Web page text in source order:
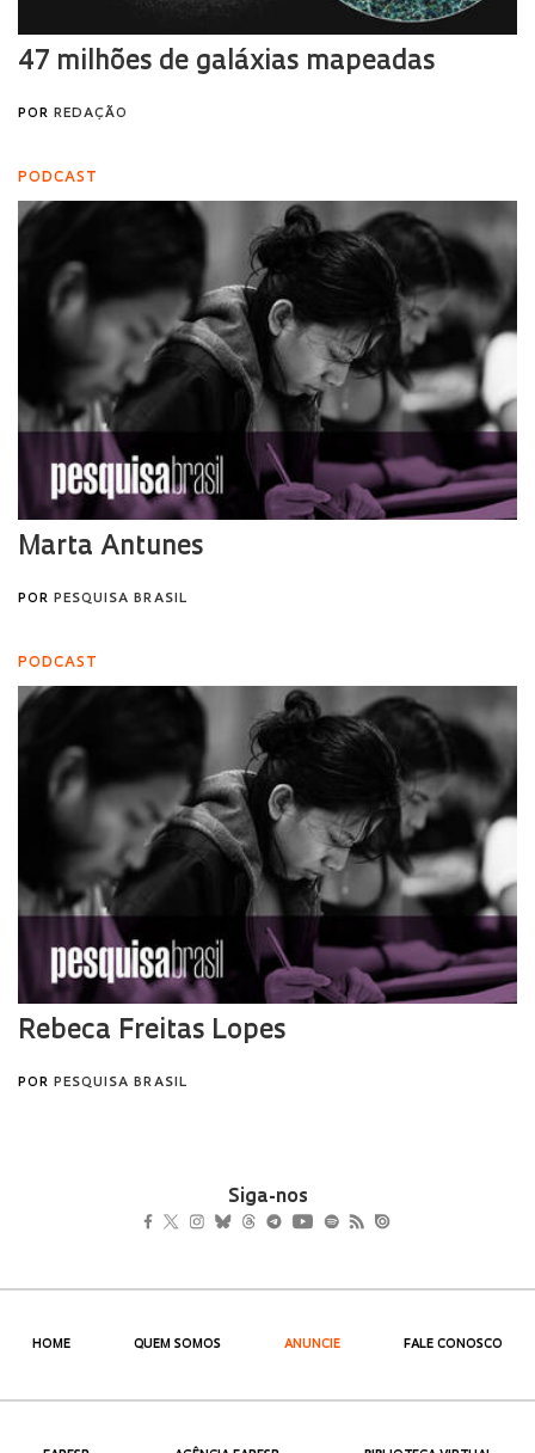
Siga-nos
HOME QUEM SOMOS ANUNCIE FALE CONOSCO